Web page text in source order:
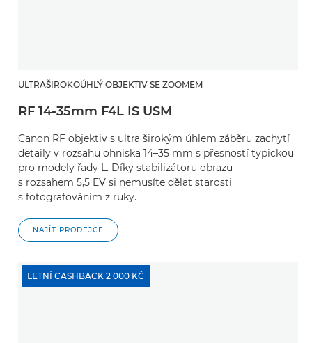
ULTRAŠIROKOÚHLÝ OBJEKTIV SE ZOOMEM
RF 14-35mm F4L IS USM
Canon RF objektiv s ultra širokým úhlem záběru zachytí
detaily v rozsahu ohniska 14–35 mm s přesností typickou
pro modely řady L. Díky stabilizátoru obrazu
s rozsahem 5,5 EV si nemusíte dělat starosti
s fotografováním z ruky.
NAJÍT PRODEJCE
LETNÍ CASHBACK 2 000 KČ